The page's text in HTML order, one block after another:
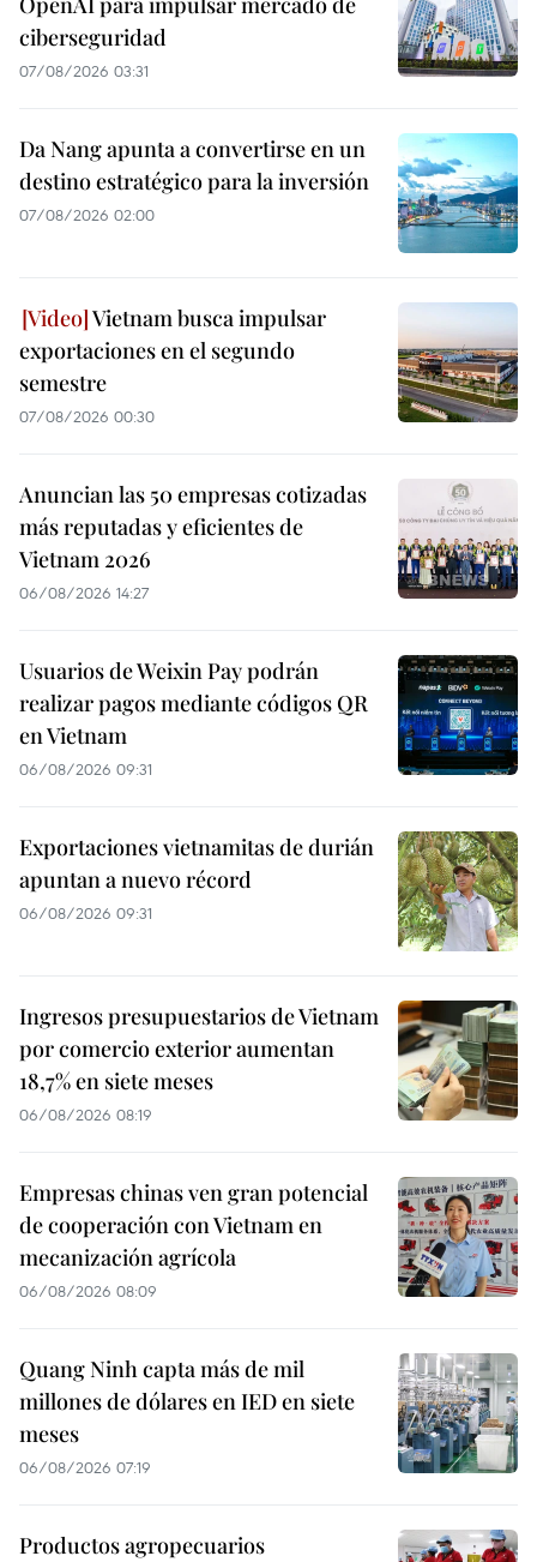
ciberseguridad
07/08/2026 03:31
Da Nang apunta a convertirse en un
destino estratégico para la inversión
07/08/2026 02:00
Vietnam busca impulsar
exportaciones en el segundo
semestre
07/08/2026 00:30
Anuncian las 50 empresas cotizadas
más reputadas y eficientes de
Vietnam 2026
06/08/2026 14:27
Usuarios de Weixin Pay podrán
realizar pagos mediante códigos QR
en Vietnam
06/08/2026 09:31
Exportaciones vietnamitas de durián
apuntan a nuevo récord
06/08/2026 09:31
Ingresos presupuestarios de Vietnam
por comercio exterior aumentan
18,7% en siete meses
06/08/2026 08:19
Empresas chinas ven gran potencial
de cooperación con Vietnam en
mecanización agrícola
06/08/2026 08:09
Quang Ninh capta más de mil
millones de dólares en IED en siete
meses
06/08/2026 07:19
Productos agropecuarios